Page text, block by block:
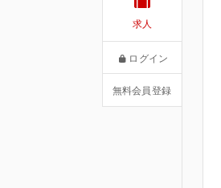
求人
ログイン
無料会員登録